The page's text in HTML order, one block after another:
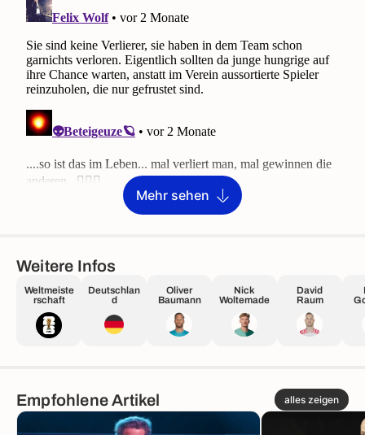
Mehr sehen
Weitere Infos
Weltmeiste
rschaft
Deutschlan
d
Oliver
Baumann
Nick
Woltemade
David
Raum
Empfohlene Artikel alles zeigen